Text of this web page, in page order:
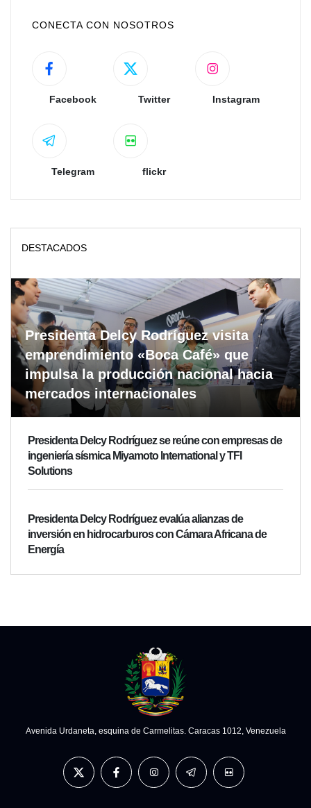
CONECTA CON NOSOTROS
Facebook Twitter Instagram
Telegram flickr
DESTACADOS
Presidenta Delcy Rodríguez visita
emprendimiento «Boca Café» que
impulsa la producción nacional hacia
mercados internacionales
Presidenta Delcy Rodríguez se reúne con empresas de
ingeniería sísmica Miyamoto International y TFI
Solutions
Presidenta Delcy Rodríguez evalúa alianzas de
inversión en hidrocarburos con Cámara Africana de
Energía
Avenida Urdaneta, esquina de Carmelitas. Caracas 1012, Venezuela